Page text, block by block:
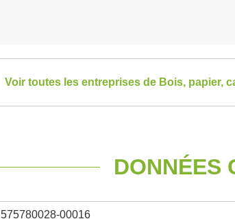
Voir toutes les entreprises de Bois, papier,
DONNÉES
575780028-00016